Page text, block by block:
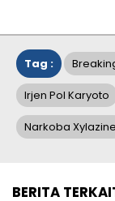
Tag :
Irjen Pol Karyoto
Narkoba Xylazine
BERITA